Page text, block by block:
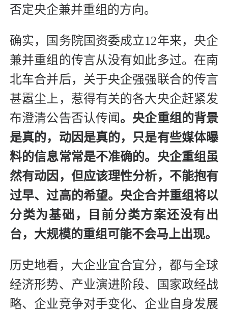
否定央企兼并重组的方向。
确实，国务院国资委成立12年来，央企
兼并重组的传言从没有如此多过。在南
北车合并后，关于央企强强联合的传言
甚嚣尘上，惹得有关的各大央企赶紧发
布澄清公告否认传闻。央企重组的背景
是真的，动因是真的，只是有些媒体曝
料的信息常常是不准确的。央企重组虽
然有动因，但应该理性分析，不能抱有
过早、过高的希望。央企合并重组将以
分类为基础，目前分类方案还没有出
台，大规模的重组可能不会马上出现。
历史地看，大企业宜合宜分，都与全球
经济形势、产业演进阶段、国家政经战
略、企业竞争对手变化、企业自身发展